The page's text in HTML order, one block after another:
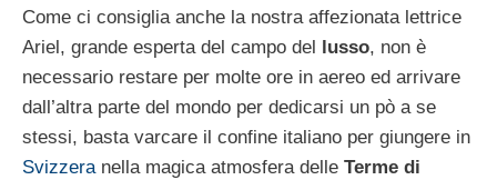
Come ci consiglia anche la nostra affezionata lettrice
Ariel, grande esperta del campo del
lusso, non è
necessario restare per molte ore in aereo ed arrivare
dall’altra parte del mondo per dedicarsi un pò a se
stessi, basta varcare il confine italiano per giungere in
Svizzeranella magica atmosfera delle Terme di